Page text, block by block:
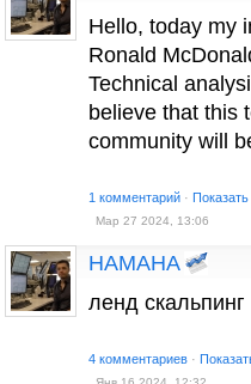
Hello, today my
Ronald
Technical
believe that this
community will
1 комментарий ·
Мар 27 2024, 13:06
HAMAHA
ленд скальпинг
4 комментариев ·